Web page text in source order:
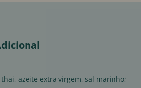
azeite extra virgem, sal marinho;